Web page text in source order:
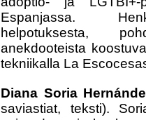
Espanjassa.
helpotuksesta,
anekdooteista
tekniikalla La
Diana Soria
saviastiat, teksti).